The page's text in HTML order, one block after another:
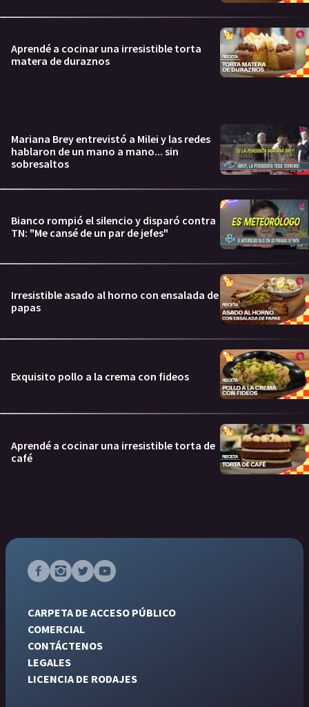
Aprendé a cocinar una irresistible torta
matera de duraznos
Mariana Brey entrevistó a Milei y las redes
hablaron de un mano a mano... sin
sobresaltos
Bianco rompió el silencio y disparó contra
TN: "Me cansé de un par de jefes"
Irresistible asado al horno con ensalada de
papas
Exquisito pollo a la crema con fideos
Aprendé a cocinar una irresistible torta de
café
CARPETA DE ACCESO PÚBLICO
COMERCIAL
CONTÁCTENOS
LEGALES
LICENCIA DE RODAJES